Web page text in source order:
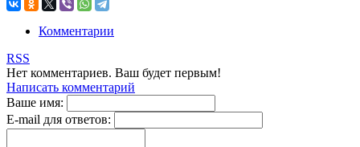
Комментарии
RSS
Нет комментариев. Ваш будет первым!
Написать комментарий
Ваше имя:
E-mail для ответов: